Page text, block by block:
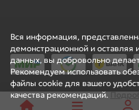
Вся информация,
демонстрационной и
данных, вы добровольно
Рекомендуем использовать
файлы cookie для вашего
качества рекомендаций.